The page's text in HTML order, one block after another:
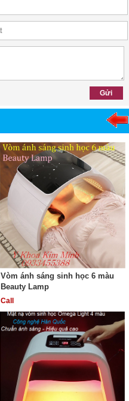
Vòm ánh sáng sinh học 6 màu
Beauty Lamp
Call